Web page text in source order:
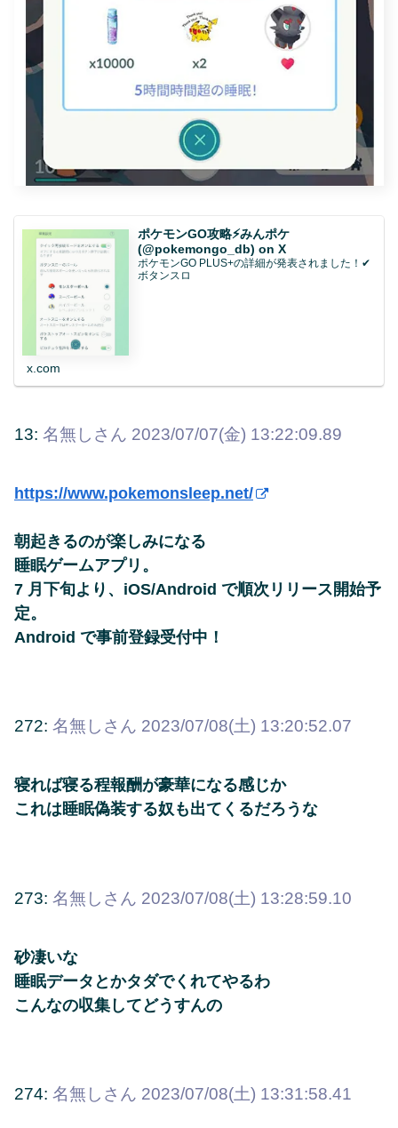
ポケモンGO攻略⚡みんポケ
(@pokemongo_db) on X
ポケモンGO PLUS+の詳細が発表されました！✔
ボタンスロ
x.com
13: 名無しさん 2023/07/07(金) 13:22:09.89
https://www.pokemonsleep.net/
朝起きるのが楽しみになる
睡眠ゲームアプリ。
7 月下旬より、iOS/Android で順次リリース開始予
定。
Android で事前登録受付中！
272: 名無しさん 2023/07/08(土) 13:20:52.07
寝れば寝る程報酬が豪華になる感じか
これは睡眠偽装する奴も出てくるだろうな
273: 名無しさん 2023/07/08(土) 13:28:59.10
砂凄いな
睡眠データとかタダでくれてやるわ
こんなの収集してどうすんの
274: 名無しさん 2023/07/08(土) 13:31:58.41